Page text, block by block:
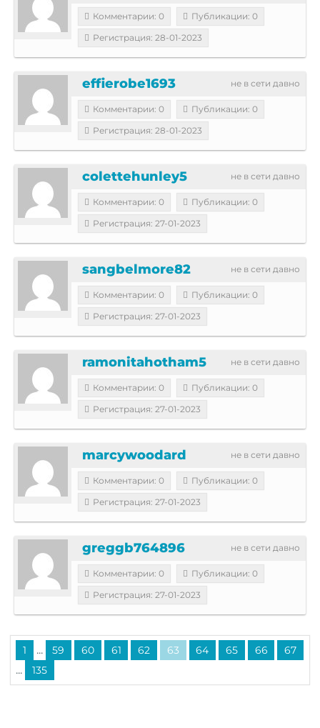
Комментарии: 0
Публикации: 0
Регистрация: 28-01-2023
не в сети давно
effierobe1693
Комментарии: 0
Публикации: 0
Регистрация: 28-01-2023
не в сети давно
colettehunley5
Комментарии: 0
Публикации: 0
Регистрация: 27-01-2023
не в сети давно
sangbelmore82
Комментарии: 0
Публикации: 0
Регистрация: 27-01-2023
не в сети давно
ramonitahotham5
Комментарии: 0
Публикации: 0
Регистрация: 27-01-2023
не в сети давно
marcywoodard
Комментарии: 0
Публикации: 0
Регистрация: 27-01-2023
не в сети давно
greggb764896
Комментарии: 0
Публикации: 0
Регистрация: 27-01-2023
1 ... 59 60 61 62 63 64 65 66 67
... 135